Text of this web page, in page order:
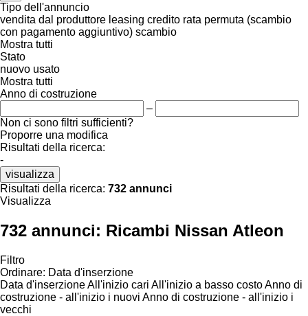
Tipo dell'annuncio
vendita dal produttore leasing credito rata permuta (scambio
con pagamento aggiuntivo) scambio
Mostra tutti
Stato
nuovo usato
Mostra tutti
Anno di costruzione
–
Non ci sono filtri sufficienti?
Proporre una modifica
Risultati della ricerca:
-
visualizza
Risultati della ricerca: 732 annunci
Visualizza
732 annunci: Ricambi Nissan Atleon
Filtro
Ordinare: Data d'inserzione
Data d'inserzioneAll'inizio cari All'inizio a basso costoAnno di
costruzione - all'inizio i nuovi Anno di costruzione - all'inizio i
vecchi